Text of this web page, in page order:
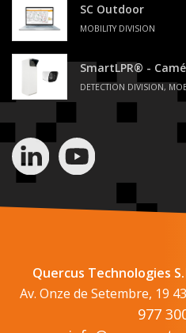
SC Outdoor
MOBILITY DIVISION
SmartLPR® -
DETECTION DIVISION,
Quercus Technologies
Av. Onze de Setembre, 19
977